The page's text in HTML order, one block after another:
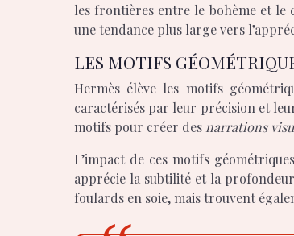
les frontières entre le bohème et
une tendance plus large vers
LES MOTIFS
Hermès élève les motifs
caractérisés par leur précision et
motifs pour créer des narrations
L’impact de ces motifs
apprécie la subtilité et la
foulards en soie, mais trouvent